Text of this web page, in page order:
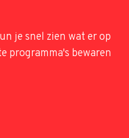
je snel zien wat er op
programma's bewaren